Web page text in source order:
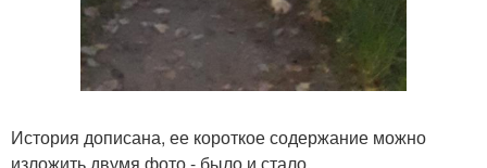
История дописана, ее короткое содержание можно